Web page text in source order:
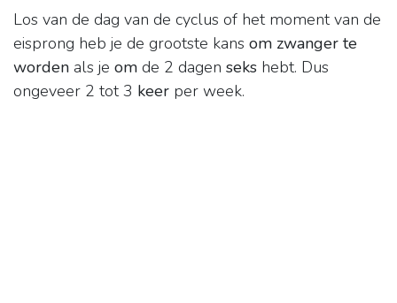
Los van de dag van de cyclus of het moment van de
eisprong heb je de grootste kans om zwanger te
worden als je om de 2 dagen seks hebt. Dus
ongeveer 2 tot 3 keer per week.